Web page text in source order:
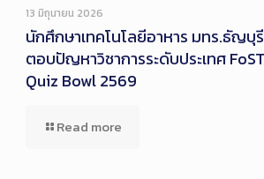
13 มิถุนายน 2026
นักศึกษาเทคโนโลยีอาหาร มทร.ธัญบุ
ตอบปัญหาวิชาการระดับประเทศ
Quiz Bowl 2569
Read more